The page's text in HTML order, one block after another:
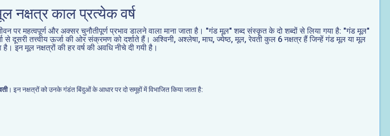
नक्षत्र काल प्रत्येक वर्ष
पर महत्वपूर्ण और अक्सर चुनौतीपूर्ण प्रभाव डालने वाला माना जाता है। "गंड मूल" शब्द संस्कृत के दो शब्दों से लिया गया है: "गंड मूल"
दूसरी तत्त्वीय ऊर्जा की ओर संक्रमण को दर्शाते हैं। अश्विनी, अश्लेषा, माघ, ज्येष्ठ, मूल, रेवती कुल 6 नक्षत्र हैं जिन्हें गंड मूल या मूल
है। इन मूल नक्षत्रों की हर वर्ष की अवधि नीचे दी गयी है।
। इन नक्षत्रों को उनके गंडंत बिंदुओं के आधार पर दो समूहों में विभाजित किया जाता है: